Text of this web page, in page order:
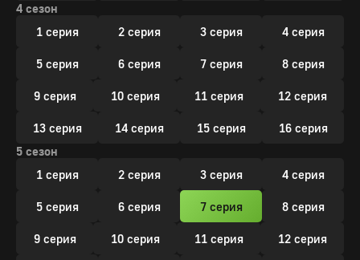
4 сезон
1 серия
2 серия 3 серия 4 серия
5 серия 6 серия 7 серия 8 серия
9 серия 10 серия 11 серия 12 серия
13 серия 14 серия 15 серия
16 серия
5 сезон
1 серия
2 серия 3 серия 4 серия
5 серия 6 серия 7 серия 8 серия
9 серия 10 серия 11 серия 12 серия